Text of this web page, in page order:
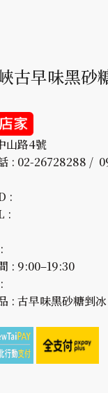
古早味黑砂
山路4號
: 02-26728288 /
:
:
: 9:00–19:30
: 古早味黑砂糖剉冰